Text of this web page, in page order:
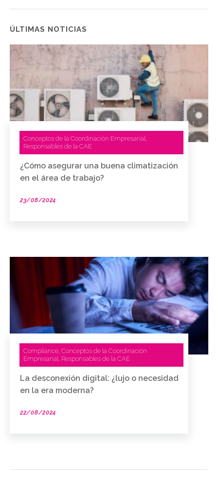
ÚLTIMAS NOTICIAS
Conceptos de la Coordinación Empresarial,
Responsables de la CAE
¿Cómo asegurar una buena climatización
en el área de trabajo?
23/08/2024
Compliance, Conceptos de la Coordinación
Empresarial, Responsables de la CAE
La desconexión digital: ¿lujo o necesidad
en la era moderna?
22/08/2024